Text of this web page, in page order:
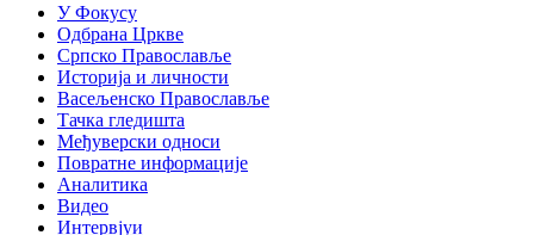
У Фокусу
Одбрана Цркве
Српско Православље
Историја и личности
Васељенско Православље
Тачка гледишта
Међуверски односи
Повратне информације
Аналитика
Видео
Интервјуи